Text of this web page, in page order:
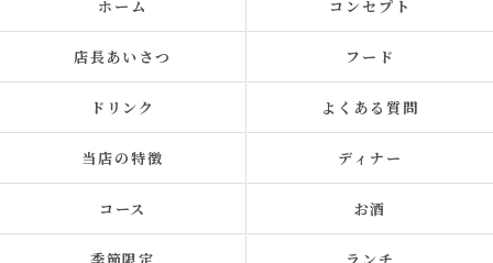
ホーム コンセプト
店長あいさつ フード
ドリンク よくある質問
当店の特徴 ディナー
コース お酒
季節限定 ランチ